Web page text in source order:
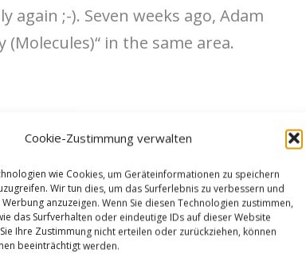
Cookie-Zustimmung verwalten
wie Cookies, um Geräteinformationen zu speichern
Wir tun dies, um das Surferlebnis zu verbessern und
anzuzeigen. Wenn Sie diesen Technologien zustimmen,
das Surfverhalten oder eindeutige IDs auf dieser Website
Ihre Zustimmung nicht erteilen oder zurückziehen, können
beeinträchtigt werden.
;-). Seven weeks ago, Adam
in the same area.